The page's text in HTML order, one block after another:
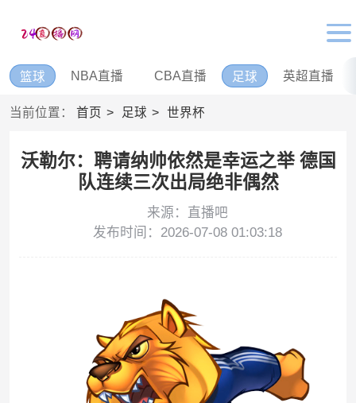
篮球 NBA直播 CBA直播 足球 英超直播
当前位置： 首页 足球 世界杯
沃勒尔：聘请纳帅依然是幸运之举 德国
队连续三次出局绝非偶然
来源：直播吧
发布时间：2026-07-08 01:03:18